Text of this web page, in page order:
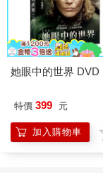
NOT YET.
（還沒有，正在安
HOW ABOUT
ALL MY LOVE JULIE
（小安怎麼樣？請
你，朱莉）
潘恩沒有作答。
她眼中的世界 DVD
特價 399 元
加入購物車